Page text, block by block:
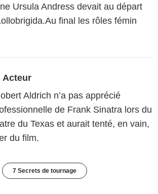
Ursula Andress devait au départ
final les rôles fémin
Acteur
Aldrich n’a pas apprécié
de Frank Sinatra lors du
du Texas et aurait tenté, en vain,
du film.
7 Secrets de tournage